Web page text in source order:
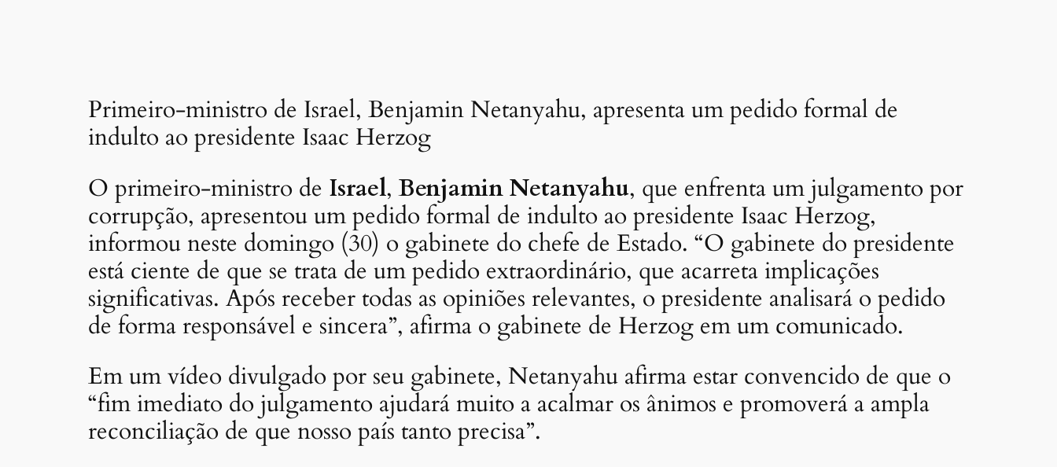
Primeiro-ministro de Israel, Benjamin Netanyahu, apresenta um pedido formal de
indulto ao presidente Isaac Herzog
O primeiro-ministro de Israel,Benjamin Netanyahu, que enfrenta um julgamento por
corrupção, apresentou um pedido formal de indulto ao presidente Isaac Herzog,
informou neste domingo (30) o gabinete do chefe de Estado. “O gabinete do presidente
está ciente de que se trata de um pedido extraordinário, que acarreta implicações
significativas. Após receber todas as opiniões relevantes, o presidente analisará o pedido
de forma responsável e sincera”, afirma o gabinete de Herzog em um comunicado.
Em um vídeo divulgado por seu gabinete, Netanyahu afirma estar convencido de que o
“fim imediato do julgamento ajudará muito a acalmar os ânimos e promoverá a ampla
reconciliação de que nosso país tanto precisa”.